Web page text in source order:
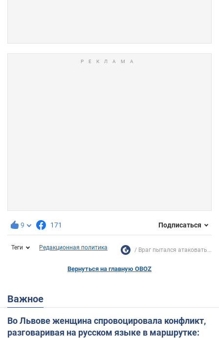
9 171 Подписаться
Теги Редакционная политика Враг пытался атаковать...
Вернуться на главную OBOZ
Важное
Во Львове женщина спровоцировала конфликт,
разговаривая на русском языке в маршрутке: